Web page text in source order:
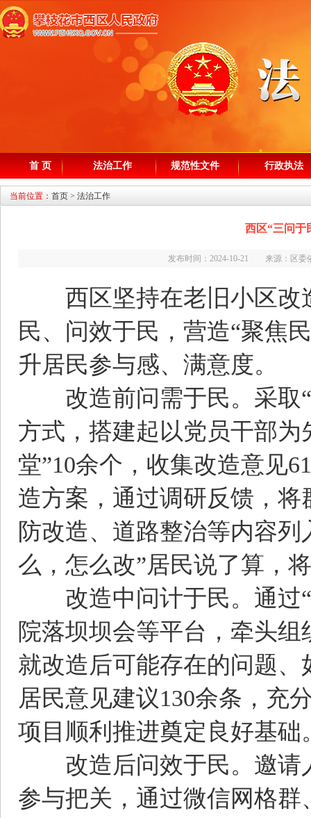
首 页 法治工作 规范性文件 行政执法
当前位置： 首页 > 法治工作
西区“三问于
发布时间：2024-10-21 来源：区
西区坚持在老旧小区改
民、问效于民，营造“聚焦
升居民参与感、满意度。
改造前问需于民。采取“
方式，搭建起以党员干部
堂”10余个，收集改造意见
造方案，通过调研反馈，
防改造、道路整治等内容
么，怎么改”居民说了算，
改造中问计于民。通过“
院落坝坝会等平台，牵头
就改造后可能存在的问题
居民意见建议130余条，充
项目顺利推进奠定良好基础
改造后问效于民。邀请
参与把关，通过微信网格